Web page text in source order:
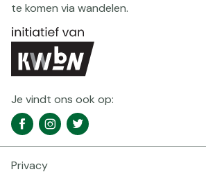
te komen via wandelen.
Je vindt ons ook op:
Social
media
FacebookInstagramTwitter
Footer
Privacy